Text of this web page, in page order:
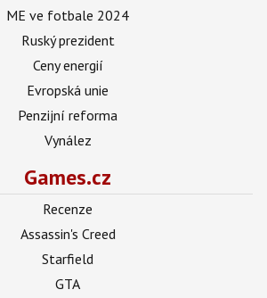
ME ve fotbale 2024
Ruský prezident
Ceny energií
Evropská unie
Penzijní reforma
Vynález
Games.cz
Recenze
Assassin's Creed
Starfield
GTA